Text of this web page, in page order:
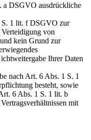
a DSGVO ausdrückliche
S. 1 lit. f DSGVO zur
von
kein Grund zur
Ihrer Daten
nach Art. 6 Abs. 1 S. 1
besteht, sowie
6 Abs. 1 S. 1 lit. b
mit